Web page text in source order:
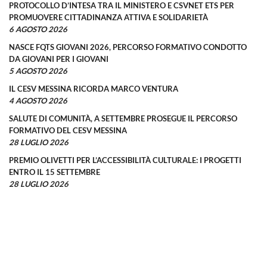
PROTOCOLLO D’INTESA TRA IL MINISTERO E CSVNET ETS PER
PROMUOVERE CITTADINANZA ATTIVA E SOLIDARIETÀ
6 AGOSTO 2026
NASCE FQTS GIOVANI 2026, PERCORSO FORMATIVO CONDOTTO
DA GIOVANI PER I GIOVANI
5 AGOSTO 2026
IL CESV MESSINA RICORDA MARCO VENTURA
4 AGOSTO 2026
SALUTE DI COMUNITÀ, A SETTEMBRE PROSEGUE IL PERCORSO
FORMATIVO DEL CESV MESSINA
28 LUGLIO 2026
PREMIO OLIVETTI PER L’ACCESSIBILITÀ CULTURALE: I PROGETTI
ENTRO IL 15 SETTEMBRE
28 LUGLIO 2026